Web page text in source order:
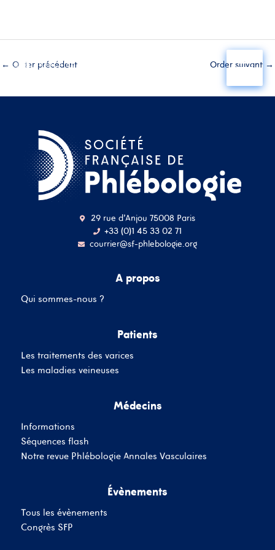
← Order précédent Order suivant →
29 rue d'Anjou 75008 Paris
+33 (0)1 45 33 02 71
courrier@sf-phlebologie.org
A propos
Qui sommes-nous ?
Patients
Les traitements des varices
Les maladies veineuses
Médecins
Informations
Séquences flash
Notre revue Phlébologie Annales Vasculaires
Évènements
Tous les évènements
Congrès SFP
adresse mail
Se souvenir de moi
SE CONNECTER
Inscrivez-Vous